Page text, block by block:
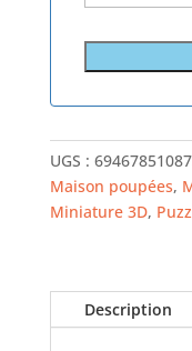
UGS :
Maison poupées,
Miniature 3D,
Description